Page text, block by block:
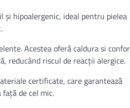
și hipoalergenic, ideal pentru pielea
Acestea oferă caldura si
reducând riscul de reacții alergice.
certificate, care garantează
de cel mic.